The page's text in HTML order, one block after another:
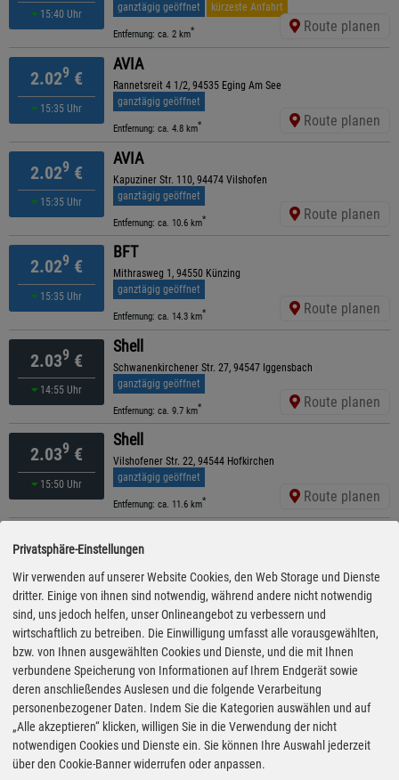
15:40 Uhr
ganztägig geöffnet
kürzeste Anfahrt
Entfernung: ca. 2 km* Route planen
2.029 €
15:35 Uhr
AVIA
Rannetsreit 4 1/2, 94535 Eging Am See
ganztägig geöffnet
Entfernung: ca. 4.8 km* Route planen
2.029 €
15:35 Uhr
AVIA
Kapuziner Str. 110, 94474 Vilshofen
ganztägig geöffnet
Entfernung: ca. 10.6 km* Route planen
2.029 €
15:35 Uhr
BFT
Mithrasweg 1, 94550 Künzing
ganztägig geöffnet
Entfernung: ca. 14.3 km* Route planen
2.039 €
14:55 Uhr
Shell
Schwanenkirchener Str. 27, 94547 Iggensbach
ganztägig geöffnet
Entfernung: ca. 9.7 km* Route planen
2.039 €
15:50 Uhr
Shell
Vilshofener Str. 22, 94544 Hofkirchen
ganztägig geöffnet
Entfernung: ca. 11.6 km* Route planen
2.039€
14:35 Uhr
Passauer Str. 23, 94161 Ruderting
ganztägig geöffnet
Entfernung: ca. 12.6 km* Route planen
2.039€
13:05 Uhr
ENI
Schönberger Str. 8, 94513 Schönberg-Eberhardsreuth
ganztägig geöffnet
Entfernung: ca. 13.1 km* Route planen
2.039€
13:00 Uhr
AVIA
Passauer Straße 4, 94513 Schönberg
ganztägig geöffnet
Privatsphäre-Einstellungen
Wir verwenden auf unserer Website Cookies, den Web Storage und Dienste
dritter. Einige von ihnen sind notwendig, während andere nicht notwendig
sind, uns jedoch helfen, unser Onlineangebot zu verbessern und
wirtschaftlich zu betreiben. Die Einwilligung umfasst alle vorausgewählten,
bzw. von Ihnen ausgewählten Cookies und Dienste, und die mit Ihnen
verbundene Speicherung von Informationen auf Ihrem Endgerät sowie
deren anschließendes Auslesen und die folgende Verarbeitung
personenbezogener Daten. Indem Sie die Kategorien auswählen und auf
„Alle akzeptieren“ klicken, willigen Sie in die Verwendung der nicht
notwendigen Cookies und Dienste ein. Sie können Ihre Auswahl jederzeit
über den Cookie-Banner widerrufen oder anpassen.